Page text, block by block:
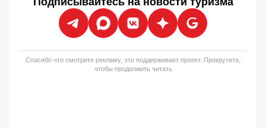
Спасибо что смотрите рекламу, это поддерживает проект. Прокрутите,
чтобы продолжить читать